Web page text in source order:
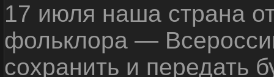
17 июля наша страна
фольклора —
сохранить и передать